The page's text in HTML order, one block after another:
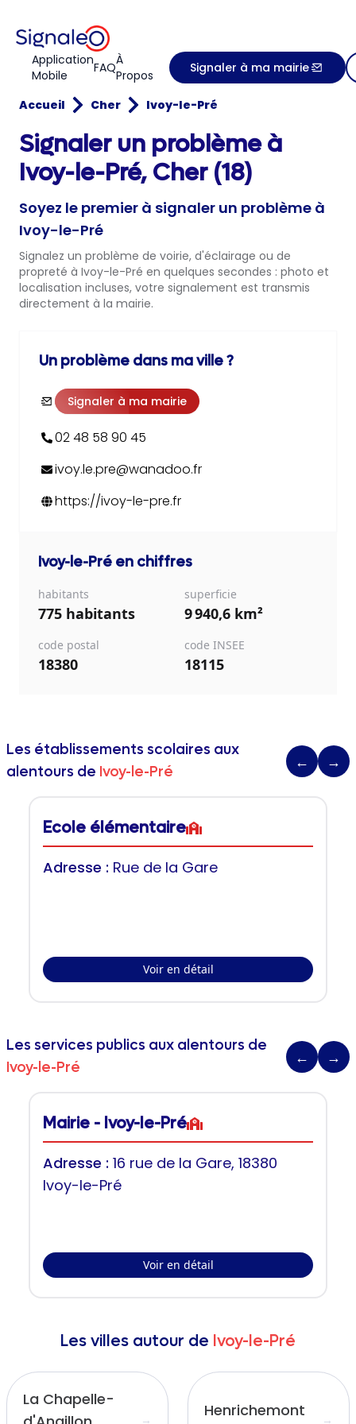
Application
Mobile
FAQÀ
Propos
Signaler à ma mairie
Accueil Cher Ivoy-le-Pré
Signaler un problème à
Ivoy-le-Pré, Cher (18)
Soyez le premier à signaler un problème à
Ivoy-le-Pré
Signalez un problème de voirie, d'éclairage ou de
propreté à Ivoy-le-Pré en quelques secondes : photo et
localisation incluses, votre signalement est transmis
directement à la mairie.
Un problème dans ma ville ?
Signaler à ma mairie
02 48 58 90 45
ivoy.le.pre@wanadoo.fr
https://ivoy-le-pre.fr
Ivoy-le-Pré en chiffres
habitants
775 habitants
superficie
9 940,6 km²
code postal
18380
code INSEE
18115
Les établissements scolaires aux
alentours de Ivoy-le-Pré
← →
Ecole élémentaire
Adresse : Rue de la Gare
Voir en détail
Les services publics aux alentours de
Ivoy-le-Pré
← →
Mairie - Ivoy-le-Pré
Adresse : 16 rue de la Gare, 18380
Ivoy-le-Pré
Voir en détail
Les villes autour de Ivoy-le-Pré
La Chapelle-
→ Henrichemont →